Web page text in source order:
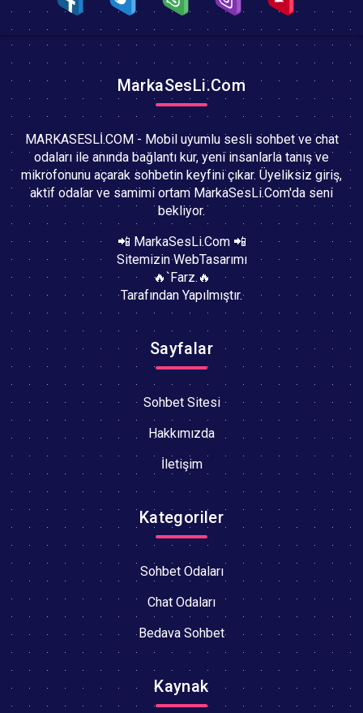
MarkaSesLi.Com
MARKASESLİ.COM - Mobil uyumlu sesli sohbet ve chat
odaları ile anında bağlantı kur, yeni insanlarla tanış ve
mikrofonunu açarak sohbetin keyfini çıkar. Üyeliksiz giriş,
aktif odalar ve samimi ortam MarkaSesLi.Com'da seni
bekliyor.
📲 MarkaSesLi.Com 📲
Sitemizin WebTasarımı
🔥`Farz.🔥
Tarafından Yapılmıştır.
Sayfalar
Sohbet Sitesi
Hakkımızda
İletişim
Kategoriler
Sohbet Odaları
Chat Odaları
Bedava Sohbet
Kaynak